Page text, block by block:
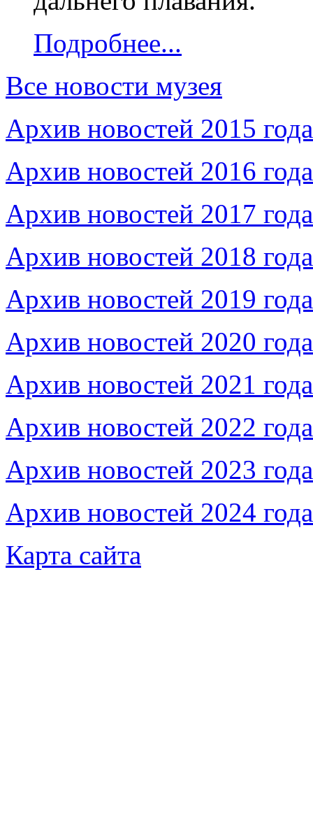
Подробнее...
Все новости музея
Архив новостей 2015 года
Архив новостей 2016 года
Архив новостей 2017 года
Архив новостей 2018 года
Архив новостей 2019 года
Архив новостей 2020 года
Архив новостей 2021 года
Архив новостей 2022 года
Архив новостей 2023 года
Архив новостей 2024 года
Карта сайта